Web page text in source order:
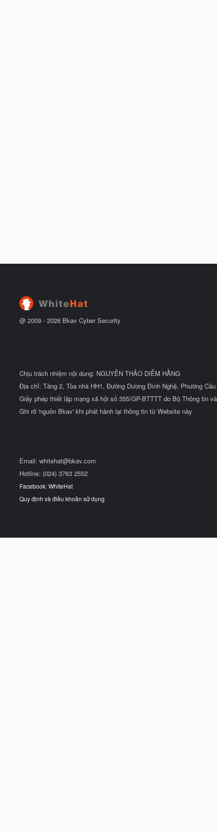
@ 2009 - 2026 Bkav Cyber Security
Chịu trách nhiệm nội dung: NGUYỄN THẢO DIỄM HẰNG
Địa chỉ: Tầng 2, Tòa nhà HH1, Đường Dương Đình Nghệ, Phường
Giấy phép thiết lập mạng xã hội số 355/GP-BTTTT do Bộ Thông tin
Ghi rõ 'nguồn Bkav' khi phát hành lại thông tin từ Website này
Email: whitehat@bkav.com
Hotline: (024) 3763 2552
Facebook: WhiteHat
Quy định và điều khoản sử dụng